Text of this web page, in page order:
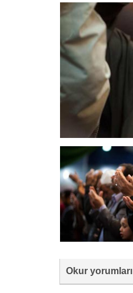
Okur yorumları